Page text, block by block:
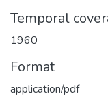
Temporal
1960
Format
application/pdf